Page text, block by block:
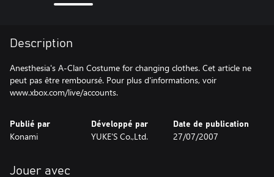
Description
Anesthesia's A-Clan Costume for changing clothes. Cet article ne
peut pas être remboursé. Pour plus d'informations, voir
www.xbox.com/live/accounts.
Publié par
Konami
Développé par
YUKE'S Co.,Ltd.
Date de publication
27/07/2007
Jouer avec